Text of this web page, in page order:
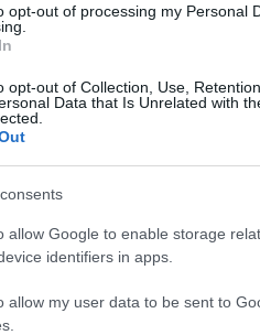
opt-out of processing my Personal
opt-out of Collection, Use,
Data that Is Unrelated with
allow Google to enable storage
identifiers in apps.
allow my user data to be sent to
antigenskih testov,
okužb z novim
prebivalcev.
v Sloveniji. Po podatkih
ljudi v Sloveniji, z dvema